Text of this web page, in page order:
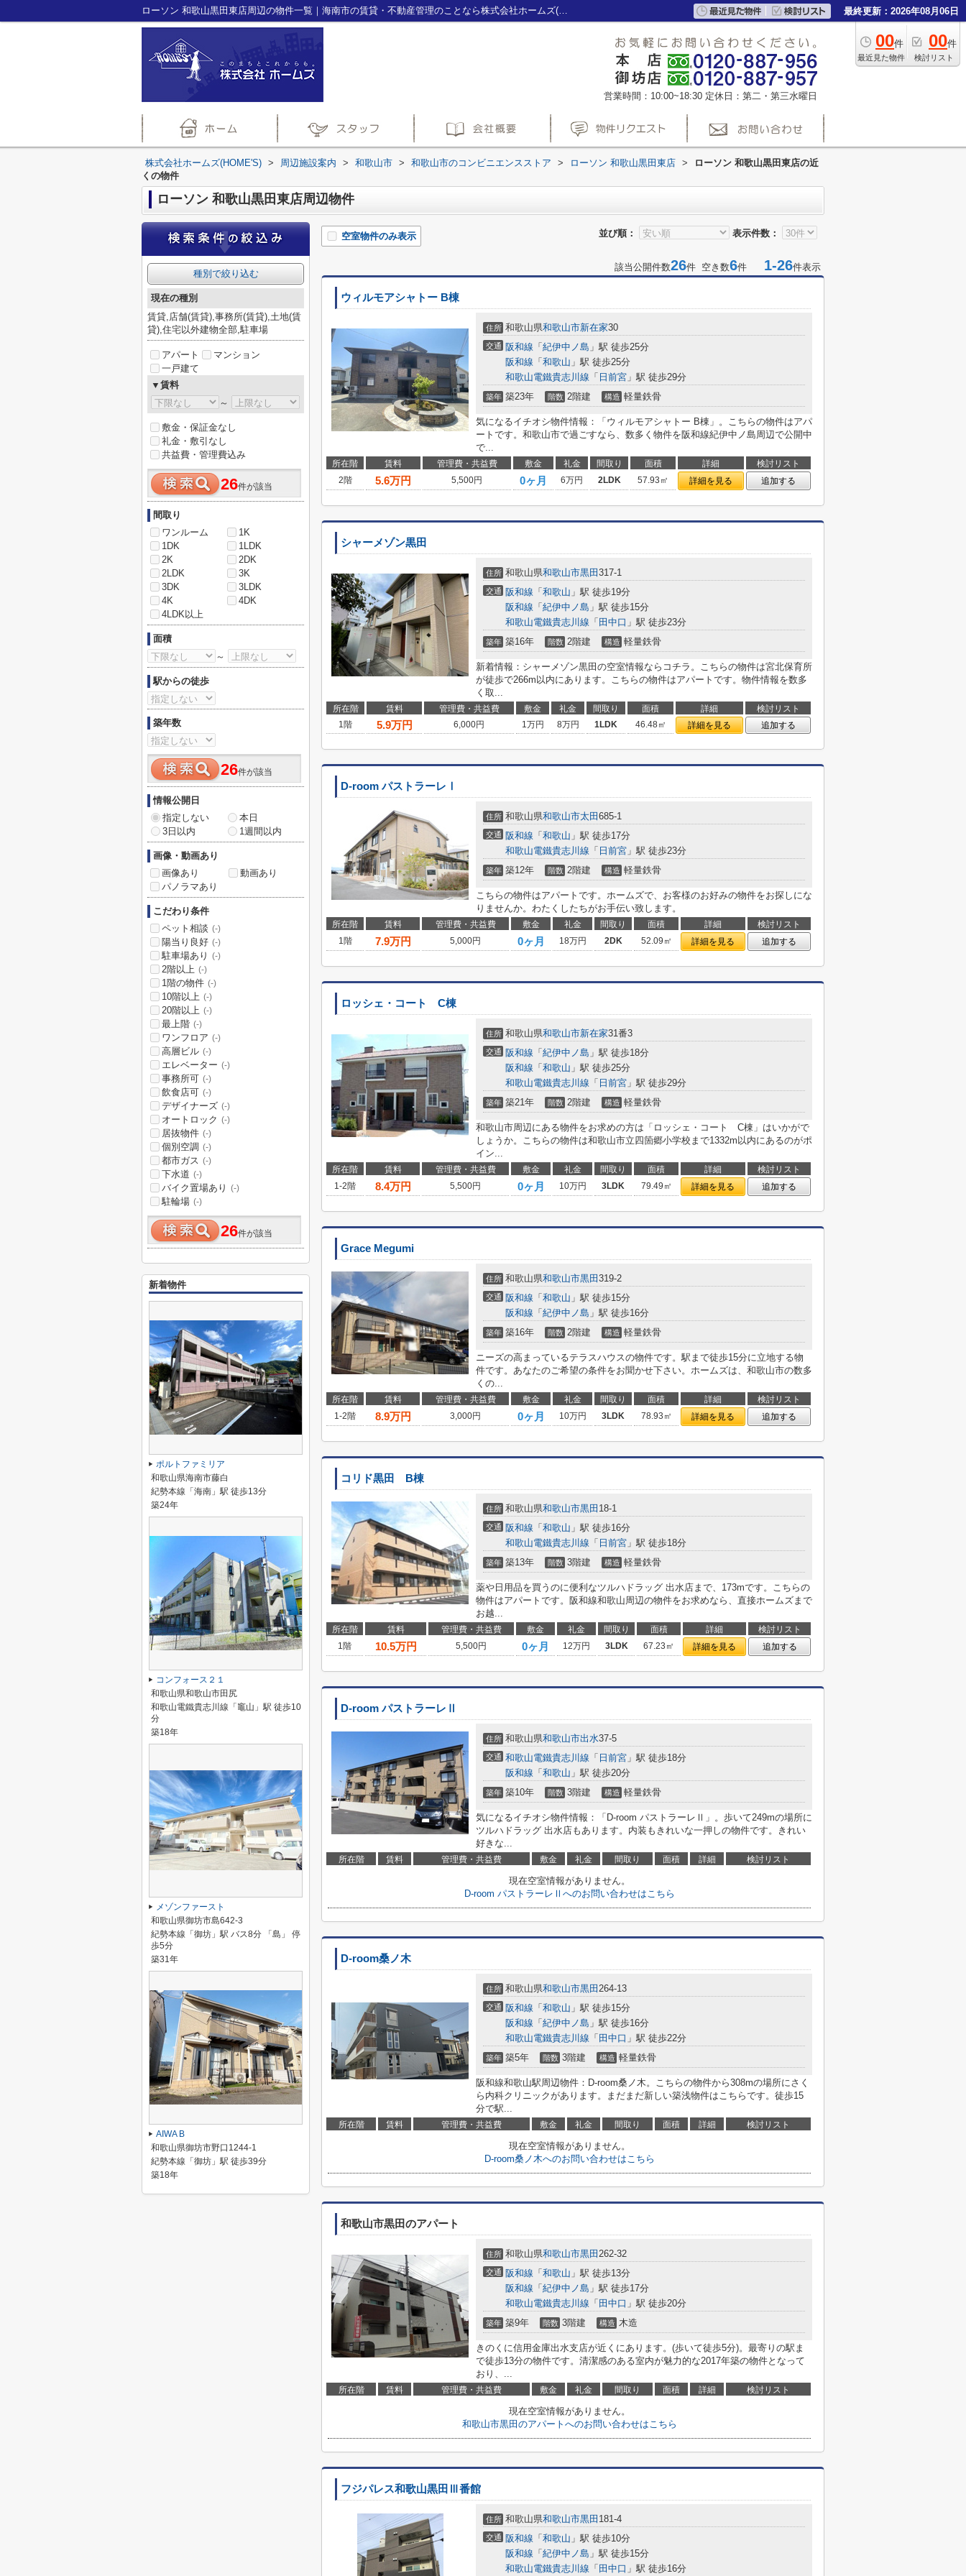
ローソン 和歌山黒田東店周辺の物件一覧｜海南市の賃貸・不動産管理のことなら株式会社ホームズ(HOME'S)へ 最終更新：2026年08月06日
00件
最近見た物件
00件
検討リスト
営業時間：10:00~18:30 定休日：第二・第三水曜日
株式会社ホームズ(HOME'S) > 周辺施設案内 > 和歌山市 > 和歌山市のコンビニエンスストア > ローソン 和歌山黒田東店 >
ローソン 和歌山黒田東店の近
くの物件
ローソン 和歌山黒田東店周辺物件
並び順： 表示件数：
空室物件のみ表示
該当公開件数26件 空き数6件 1-26件表示
ウィルモアシャトー B棟
住所 和歌山県和歌山市新在家30
交通 阪和線 「 紀伊中ノ島 」駅 徒歩25分
阪和線 「 和歌山 」駅 徒歩25分
和歌山電鐵貴志川線 「 日前宮 」駅 徒歩29分
築年 築23年 階数 2階建 構造 軽量鉄骨
気になるイチオシ物件情報：「ウィルモアシャトー B棟」。こちらの物件はアパ
ートです。和歌山市で過ごすなら、数多く物件を阪和線紀伊中ノ島周辺で公開中
で...
所在階 賃料 管理費・共益費 敷金 礼金 間取り 面積 詳細
検討リスト
2階
5.6万円 5,500円 0ヶ月 6万円 2LDK 57.93㎡ 詳細を見る 追加する
シャーメゾン黒田
住所 和歌山県和歌山市黒田 317-1
交通 阪和線 「 和歌山 」駅 徒歩19分
阪和線 「 紀伊中ノ島 」駅 徒歩15分
和歌山電鐵貴志川線 「 田中口 」駅 徒歩23分
築年 築16年 階数 2階建 構造 軽量鉄骨
新着情報：シャーメゾン黒田の空室情報ならコチラ。こちらの物件は宮北保育所
が徒歩で266m以内にあります。こちらの物件はアパートです。物件情報を数多
く取...
所在階 賃料 管理費・共益費 敷金 礼金 間取り 面積 詳細
検討リスト
1階
5.9万円 6,000円 1万円 8万円 1LDK 46.48㎡ 詳細を見る 追加する
D-room パストラーレⅠ
住所 和歌山県和歌山市太田 685-1
交通 阪和線 「 和歌山 」駅 徒歩17分
和歌山電鐵貴志川線 「 日前宮 」駅 徒歩23分
築年 築12年 階数 2階建 構造 軽量鉄骨
こちらの物件はアパートです。ホームズで、お客様のお好みの物件をお探しにな
りませんか。わたくしたちがお手伝い致します。
所在階 賃料 管理費・共益費 敷金 礼金 間取り 面積 詳細
検討リスト
1階
7.9万円 5,000円 0ヶ月 18万円 2DK 52.09㎡ 詳細を見る 追加する
ロッシェ・コート C棟
住所 和歌山県和歌山市新在家31番3
交通 阪和線 「 紀伊中ノ島 」駅 徒歩18分
阪和線 「 和歌山 」駅 徒歩25分
和歌山電鐵貴志川線 「 日前宮 」駅 徒歩29分
築年 築21年 階数 2階建 構造 軽量鉄骨
和歌山市周辺にある物件をお求めの方は「ロッシェ・コート C棟」はいかがで
しょうか。こちらの物件は和歌山市立四箇郷小学校まで1332m以内にあるのがポ
イン...
所在階 賃料 管理費・共益費 敷金 礼金 間取り 面積 詳細
検討リスト
1-2階
8.4万円 5,500円 0ヶ月 10万円 3LDK 79.49㎡ 詳細を見る 追加する
Grace Megumi
住所 和歌山県和歌山市黒田 319-2
交通 阪和線 「 和歌山 」駅 徒歩15分
阪和線 「 紀伊中ノ島 」駅 徒歩16分
築年 築16年 階数 2階建 構造 軽量鉄骨
ニーズの高まっているテラスハウスの物件です。駅まで徒歩15分に立地する物
件です。あなたのご希望の条件をお聞かせ下さい。ホームズは、和歌山市の数多
くの...
所在階 賃料 管理費・共益費 敷金 礼金 間取り 面積 詳細
検討リスト
1-2階
8.9万円 3,000円 0ヶ月 10万円 3LDK 78.93㎡ 詳細を見る 追加する
コリド黒田 B棟
住所 和歌山県和歌山市黒田 18-1
交通 阪和線 「 和歌山 」駅 徒歩16分
和歌山電鐵貴志川線 「 日前宮 」駅 徒歩18分
築年 築13年 階数 3階建 構造 軽量鉄骨
薬や日用品を買うのに便利なツルハドラッグ 出水店まで、173mです。こちらの
物件はアパートです。阪和線和歌山周辺の物件をお求めなら、直接ホームズまで
お越...
所在階 賃料 管理費・共益費 敷金 礼金 間取り 面積 詳細
検討リスト
1階
10.5万円 5,500円 0ヶ月 12万円 3LDK 67.23㎡ 詳細を見る 追加する
D-room パストラーレⅡ
住所 和歌山県和歌山市出水37-5
交通 和歌山電鐵貴志川線 「 日前宮 」駅 徒歩18分
阪和線 「 和歌山 」駅 徒歩20分
築年 築10年 階数 3階建 構造 軽量鉄骨
気になるイチオシ物件情報：「D-room パストラーレⅡ」。歩いて249mの場所に
ツルハドラッグ 出水店もあります。内装もきれいな一押しの物件です。きれい
好きな...
所在階 賃料 管理費・共益費 敷金 礼金 間取り 面積 詳細 検討リスト
現在空室情報がありません。
D-room パストラーレⅡへのお問い合わせはこちら
D-room桑ノ木
住所 和歌山県和歌山市黒田 264-13
交通 阪和線 「 和歌山 」駅 徒歩15分
阪和線 「 紀伊中ノ島 」駅 徒歩16分
和歌山電鐵貴志川線 「 田中口 」駅 徒歩22分
築年 築5年 階数 3階建 構造 軽量鉄骨
阪和線和歌山駅周辺物件：D-room桑ノ木。こちらの物件から308mの場所にさく
ら内科クリニックがあります。まだまだ新しい築浅物件はこちらです。徒歩15
分で駅...
所在階 賃料 管理費・共益費 敷金 礼金 間取り 面積 詳細 検討リスト
現在空室情報がありません。
D-room桑ノ木へのお問い合わせはこちら
和歌山市黒田のアパート
住所 和歌山県和歌山市黒田 262-32
交通 阪和線 「 和歌山 」駅 徒歩13分
阪和線 「 紀伊中ノ島 」駅 徒歩17分
和歌山電鐵貴志川線 「 田中口 」駅 徒歩20分
築年 築9年 階数 3階建 構造 木造
きのくに信用金庫出水支店が近くにあります。(歩いて徒歩5分)。最寄りの駅ま
で徒歩13分の物件です。清潔感のある室内が魅力的な2017年築の物件となって
おり、...
所在階 賃料 管理費・共益費 敷金 礼金 間取り 面積 詳細 検討リスト
現在空室情報がありません。
和歌山市黒田のアパートへのお問い合わせはこちら
フジパレス和歌山黒田Ⅲ番館
住所 和歌山県和歌山市黒田 181-4
交通 阪和線 「 和歌山 」駅 徒歩10分
阪和線 「 紀伊中ノ島 」駅 徒歩15分
和歌山電鐵貴志川線 「 田中口 」駅 徒歩16分
種別で絞り込む
現在の種別
賃貸,店舗(賃貸),事務所(賃貸),土地(賃
貸),住宅以外建物全部,駐車場
アパート
マンション
一戸建て
▼賃料
～
敷金・保証金なし
礼金・敷引なし
共益費・管理費込み
26件が該当
間取り
ワンルーム
1K
1DK
1LDK
2K
2DK
2LDK
3K
3DK
3LDK
4K
4DK
4LDK以上
面積
～
駅からの徒歩
築年数
26件が該当
情報公開日
指定しない
本日
3日以内
1週間以内
画像・動画あり
画像あり
動画あり
パノラマあり
こだわり条件
ペット相談 (-)
陽当り良好 (-)
駐車場あり (-)
2階以上 (-)
1階の物件 (-)
10階以上 (-)
20階以上 (-)
最上階 (-)
ワンフロア (-)
高層ビル (-)
エレベーター (-)
事務所可 (-)
飲食店可 (-)
デザイナーズ (-)
オートロック (-)
居抜物件 (-)
個別空調 (-)
都市ガス (-)
下水道 (-)
バイク置場あり (-)
駐輪場 (-)
26件が該当
新着物件
ポルトファミリア
和歌山県海南市藤白
紀勢本線「海南」駅 徒歩13分
築24年
コンフォース２１
和歌山県和歌山市田尻
和歌山電鐵貴志川線「竈山」駅 徒歩10
分
築18年
メゾンファースト
和歌山県御坊市島642-3
紀勢本線「御坊」駅 バス8分 「島」 停
歩5分
築31年
AIWA B
和歌山県御坊市野口1244-1
紀勢本線「御坊」駅 徒歩39分
築18年